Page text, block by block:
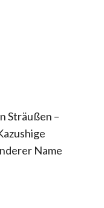
Sträußen –
Name